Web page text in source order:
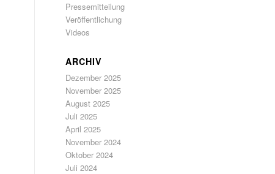
Pressemitteilung
Veröffentlichung
Videos
ARCHIV
Dezember 2025
November 2025
August 2025
Juli 2025
April 2025
November 2024
Oktober 2024
Juli 2024